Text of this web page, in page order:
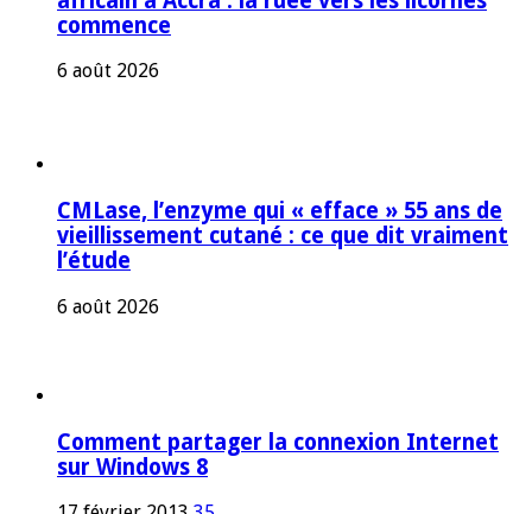
commence
6 août 2026
CMLase, l’enzyme qui « efface » 55 ans de
vieillissement cutané : ce que dit vraiment
l’étude
6 août 2026
Comment partager la connexion Internet
sur Windows 8